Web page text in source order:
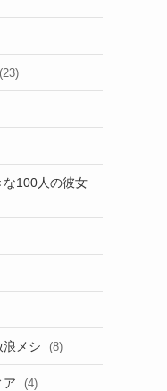
(23)
100人の彼女
浪メシ (8)
ア (4)